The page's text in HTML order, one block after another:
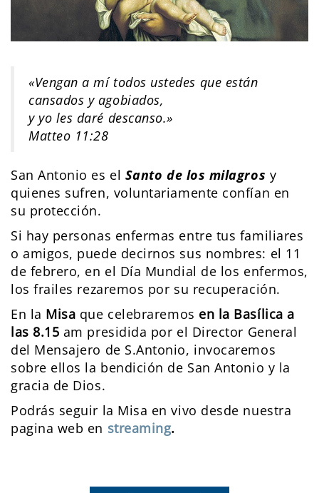
«Vengan a mí todos ustedes que están
cansados y agobiados,
y yo les daré descanso.»
Matteo 11:28
San Antonio es el Santo de los milagros y
quienes sufren, voluntariamente confían en
su protección.
Si hay personas enfermas entre tus familiares
o amigos, puede decirnos sus nombres: el 11
de febrero, en el Día Mundial de los enfermos,
los frailes rezaremos por su recuperación.
En la Misa que celebraremos en la Basílica a
las 8.15 am presidida por el Director General
del Mensajero de S.Antonio, invocaremos
sobre ellos la bendición de San Antonio y la
gracia de Dios.
Podrás seguir la Misa en vivo desde nuestra
pagina web en streaming.